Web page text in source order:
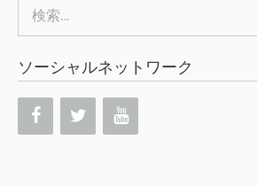
索:
ソーシャルネットワーク